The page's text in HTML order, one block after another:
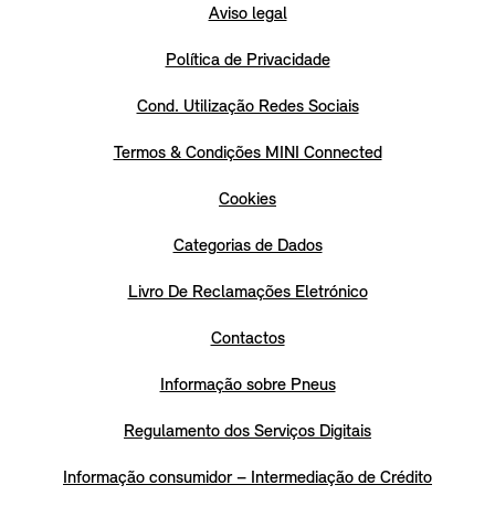
Aviso legal
Política de Privacidade
Cond. Utilização Redes Sociais
Termos & Condições MINI Connected
Cookies
Categorias de Dados
Livro De Reclamações Eletrónico
Contactos
Informação sobre Pneus
Regulamento dos Serviços Digitais
Informação consumidor – Intermediação de Crédito